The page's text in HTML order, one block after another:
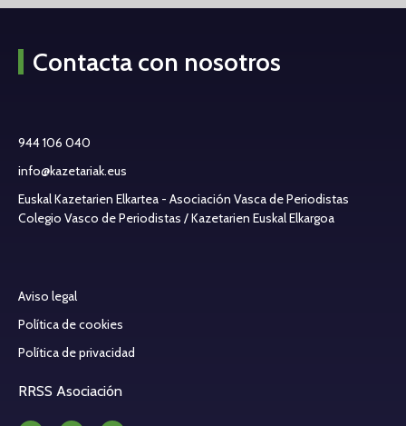
Contacta con nosotros
944 106 040
info@kazetariak.eus
Euskal Kazetarien Elkartea - Asociación Vasca de Periodistas
Colegio Vasco de Periodistas / Kazetarien Euskal Elkargoa
Aviso legal
Política de cookies
Política de privacidad
RRSS Asociación